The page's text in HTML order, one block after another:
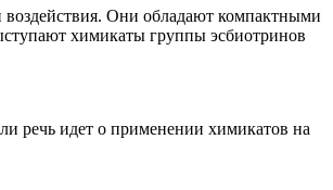
воздействия. Они обладают компактными
химикаты группы эсбиотринов
речь идет о применении химикатов на